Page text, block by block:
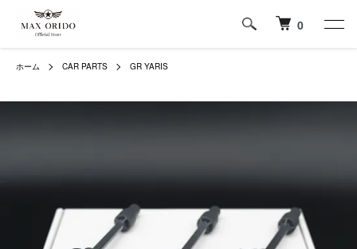
0
ホーム CAR PARTS GR YARIS